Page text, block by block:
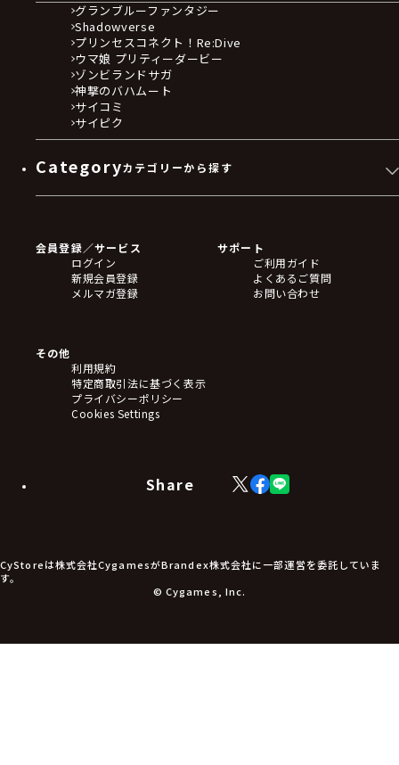
グランブルーファンタジー
Shadowverse
プリンセスコネクト！Re:Dive
ウマ娘 プリティーダービー
ゾンビランドサガ
神撃のバハムート
サイコミ
サイピク
Categoryカテゴリーから探す
フィギュア
アクリルスタンド
バッジ
キーホルダー・ストラップ
ステッカー・シール・カード
タペストリー・ポスター
アームサポーター
ブレードホルダー
食品・飲料品
アパレル小物
アクセサリー
会員登録／サービス
ログイン
新規会員登録
メルマガ登録
サポート
ご利用ガイド
よくあるご質問
お問い合わせ
その他
利用規約
特定商取引法に基づく表示
プライバシーポリシー
Cookies Settings
Share
X
(Twitter)
Facebook
LINE
CyStoreは株式会社CygamesがBrandex株式会社に一部運営を委託していま
す。
© Cygames, Inc.